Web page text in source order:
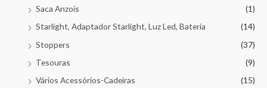
Saca Anzois
(1)
Starlight, Adaptador Starlight, Luz Led, Bateria
(14)
Stoppers
(37)
Tesouras
(9)
Vários Acessórios-Cadeiras
(15)